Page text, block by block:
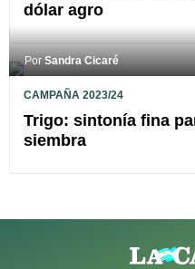
dólar agro
PorSandra Cicaré
CAMPAÑA 2023/24
Trigo: sintonía fina
siembra